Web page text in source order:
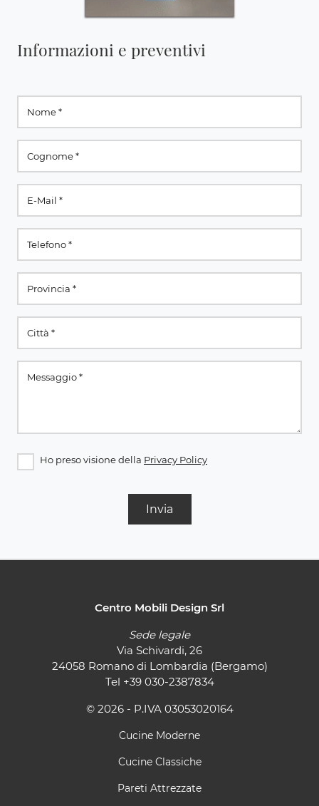
Informazioni e preventivi
Ho preso visione della Privacy Policy
Invia
Centro Mobili Design Srl
Sede legale
Via Schivardi, 26
24058 Romano di Lombardia (Bergamo)
Tel +39 030-2387834
© 2026 - P.IVA 03053020164
Cucine Moderne
Cucine Classiche
Pareti Attrezzate